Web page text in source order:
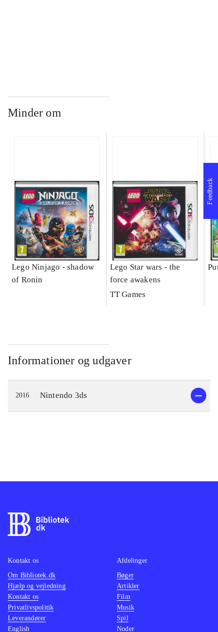
Minder om
Lego Ninjago - shadow
of Ronin
Lego Star wars - the
force awakens
TT Games
Informationer og udgaver
2016 Nintendo 3ds
Feedback
Kontakt os
Om Bibliotek.dk
Hjælp og vejledning
Kontakt os
Privatlivspolitik
Leverandører
English
Afdelinger
Bøger
Artikler
Film
Musik
Spil
Noder